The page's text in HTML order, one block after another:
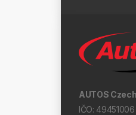
AUTOS
IČO: 49451006